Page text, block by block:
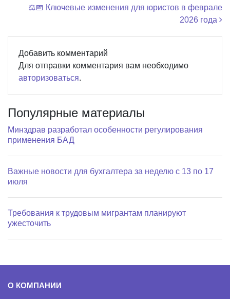
⚖️📅 Ключевые изменения для юристов в феврале
2026 года
Добавить комментарий
Для отправки комментария вам необходимо
авторизоваться.
Популярные материалы
Минздрав разработал особенности регулирования
применения БАД
Важные новости для бухгалтера за неделю с 13 по 17
июля
Требования к трудовым мигрантам планируют
ужесточить
О КОМПАНИИ